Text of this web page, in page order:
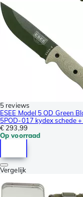
5 reviews
ESEE Model 5 OD Green
5POD-017 kydex schede
€ 293,99
Op voorraad
Vergelijk